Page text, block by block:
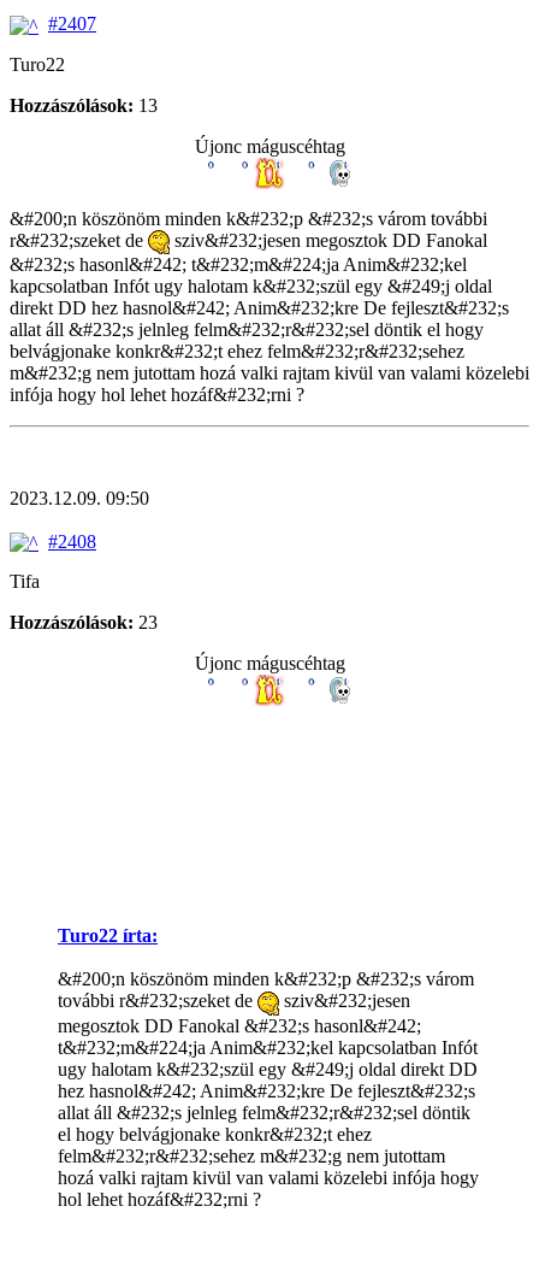
#2407
Turo22
Hozzászólások: 13
Újonc máguscéhtag
&#200;n köszönöm minden k&#232;p &#232;s várom további
r&#232;szeket de
sziv&#232;jesen megosztok DD Fanokal
&#232;s hasonl&#242; t&#232;m&#224;ja Anim&#232;kel
kapcsolatban Infót ugy halotam k&#232;szül egy &#249;j oldal
direkt DD hez hasnol&#242; Anim&#232;kre De fejleszt&#232;s
allat áll &#232;s jelnleg felm&#232;r&#232;sel döntik el hogy
belvágjonake konkr&#232;t ehez felm&#232;r&#232;sehez
m&#232;g nem jutottam hozá valki rajtam kivül van valami közelebi
infója hogy hol lehet hozáf&#232;rni ?
2023.12.09. 09:50
#2408
Tifa
Hozzászólások: 23
Újonc máguscéhtag
Turo22 írta:
&#200;n köszönöm minden k&#232;p &#232;s várom
további r&#232;szeket de
sziv&#232;jesen
megosztok DD Fanokal &#232;s hasonl&#242;
t&#232;m&#224;ja Anim&#232;kel kapcsolatban Infót
ugy halotam k&#232;szül egy &#249;j oldal direkt DD
hez hasnol&#242; Anim&#232;kre De fejleszt&#232;s
allat áll &#232;s jelnleg felm&#232;r&#232;sel döntik
el hogy belvágjonake konkr&#232;t ehez
felm&#232;r&#232;sehez m&#232;g nem jutottam
hozá valki rajtam kivül van valami közelebi infója hogy
hol lehet hozáf&#232;rni ?